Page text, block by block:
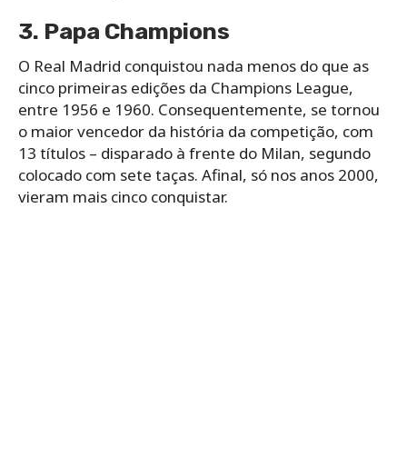
3. Papa Champions
O Real Madrid conquistou nada menos do que as
cinco primeiras edições da Champions League,
entre 1956 e 1960. Consequentemente, se tornou
o maior vencedor da história da competição, com
13 títulos – disparado à frente do Milan, segundo
colocado com sete taças. Afinal, só nos anos 2000,
vieram mais cinco conquistar.